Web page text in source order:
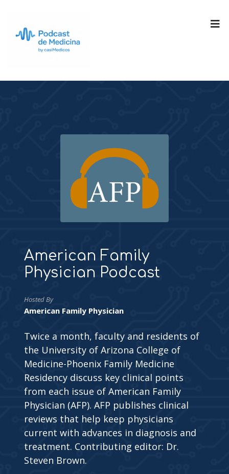
American Family
Physician Podcast
Hosted By
American Family Physician
Twice a month, faculty and residents of
the University of Arizona College of
Medicine-Phoenix Family Medicine
Residency discuss key clinical points
from each issue of American Family
Physician (AFP). AFP publishes clinical
reviews that help keep physicians
current with advances in diagnosis and
treatment. Contributing editor: Dr.
Steven Brown.